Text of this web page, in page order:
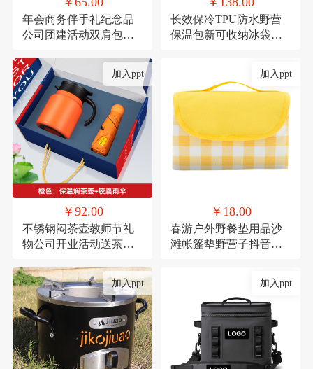
年会商务伴手礼纪念品
公司团建活动双肩包实
长效保冷TPU防水野营
保温包新可收纳冰袋冰
加入ppt
￥92.00
不锈钢闷茶壶教师节礼
物公司开业活动送茶具
加入ppt
￥18.00
春游户外野餐垫用品沙
滩帐篷垫野营子抖音网
加入ppt 加入ppt